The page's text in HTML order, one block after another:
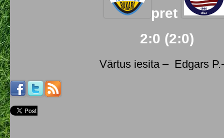
pret
2:0 (2:0)
Vārtus iesita – Edgars